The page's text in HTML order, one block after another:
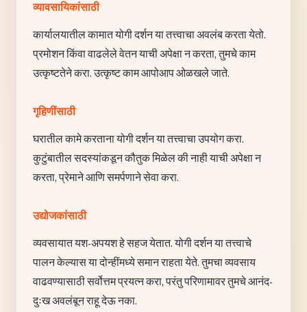
व्यावसायिकांसाठी
कार्यालयातील कामात योगी दर्शन या तत्त्वाचा अवलंब करता येतो.
प्रमोशन किंवा वाढलेले वेतन याची अपेक्षा न करता, तुमचे काम
उत्कृष्टतेने करा. उत्कृष्ट काम आपोआप ओळखले जाते.
गृहिणींसाठी
घरातील कामे करताना योगी दर्शन या तत्त्वाचा उपयोग करा.
कुटुंबातील सदस्यांकडून कौतुक मिळेल की नाही याची अपेक्षा न
करता, प्रेमाने आणि समर्पणाने सेवा करा.
उद्योजकांसाठी
व्यवसायात यश-अपयश हे सहज येतात. योगी दर्शन या तत्त्वाचे
पालन केल्यास या दोन्हींमध्ये समान राहता येते. तुमचा व्यवसाय
वाढवण्यासाठी सर्वोत्तम प्रयत्न करा, परंतु परिणामावर तुमचे आनंद-
दुःख अवलंबून राहू देऊ नका.